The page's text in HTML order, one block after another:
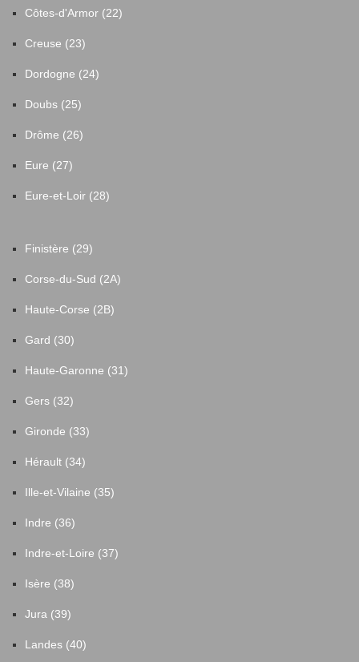
Côtes-d'Armor (22)
Creuse (23)
Dordogne (24)
Doubs (25)
Drôme (26)
Eure (27)
Eure-et-Loir (28)
Finistère (29)
Corse-du-Sud (2A)
Haute-Corse (2B)
Gard (30)
Haute-Garonne (31)
Gers (32)
Gironde (33)
Hérault (34)
Ille-et-Vilaine (35)
Indre (36)
Indre-et-Loire (37)
Isère (38)
Jura (39)
Landes (40)